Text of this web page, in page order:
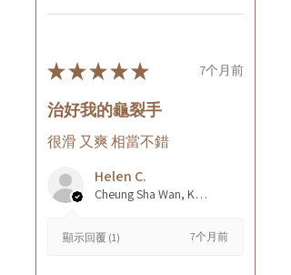
★★★★★ 7个月前
治好我的龜裂手
很滑 又爽 相當不錯
Helen C.
Cheung Sha Wan, Kowloon., Hong Kong
顯示回覆 (1) 7个月前